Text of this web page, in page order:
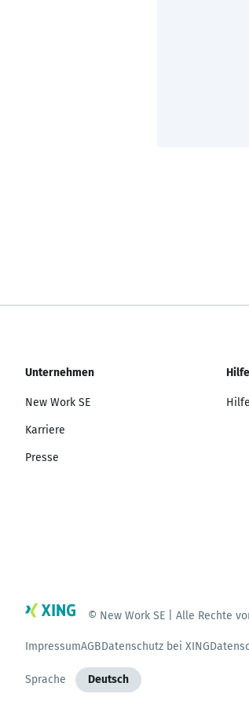
Unternehmen
New Work SE
Karriere
Presse
© New Work SE | Alle Rechte
ImpressumAGBDatenschutz bei XING
Sprache Deutsch